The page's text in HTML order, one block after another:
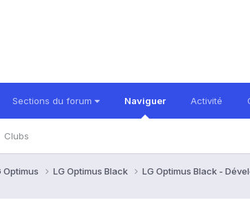
Sections du forum Naviguer
Clubs
Activité
Optimus LG Optimus Black LG Optimus Black -